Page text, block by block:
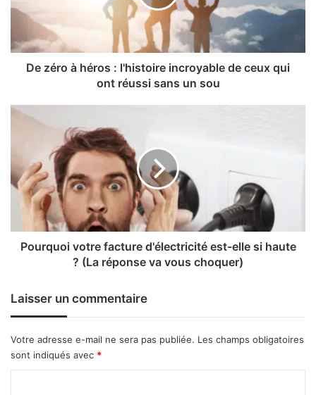
l'histoire
incroyable
ceux
sans
De zéro à héros : l'histoire incroyable de ceux qui
ont réussi sans un sou
Pourquoi
d'électricité
est-
elle
?
(La
choquer)
Pourquoi votre facture d'électricité est-elle si haute
? (La réponse va vous choquer)
Laisser un commentaire
Votre adresse e-mail ne sera pas publiée. Les champs obligatoires
sont indiqués avec *